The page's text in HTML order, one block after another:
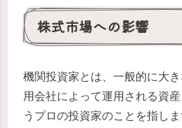
株式市場への影響
機関投資家とは、一般的に大
用会社によって運用される資
うプロの投資家のことを指し